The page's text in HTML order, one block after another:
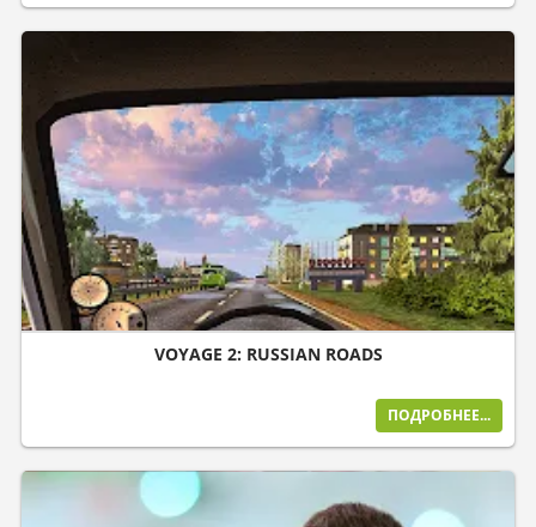
VOYAGE 2: RUSSIAN ROADS
ПОДРОБНЕЕ...